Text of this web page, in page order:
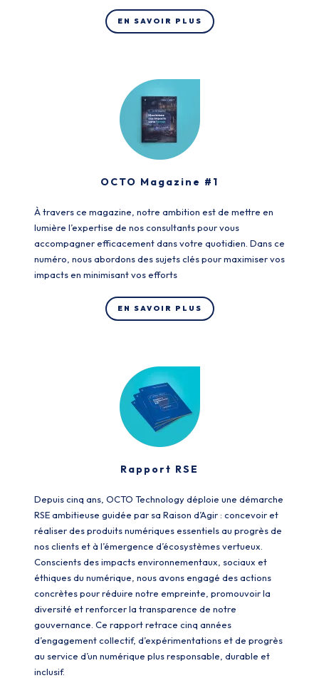
EN SAVOIR PLUS
OCTO Magazine #1
À travers ce magazine, notre ambition est de mettre en
lumière l’expertise de nos consultants pour vous
accompagner efficacement dans votre quotidien. Dans ce
numéro, nous abordons des sujets clés pour maximiser vos
impacts en minimisant vos efforts
EN SAVOIR PLUS
Rapport RSE
Depuis cinq ans, OCTO Technology déploie une démarche
RSE ambitieuse guidée par sa Raison d’Agir : concevoir et
réaliser des produits numériques essentiels au progrès de
nos clients et à l’émergence d’écosystèmes vertueux.
Conscients des impacts environnementaux, sociaux et
éthiques du numérique, nous avons engagé des actions
concrètes pour réduire notre empreinte, promouvoir la
diversité et renforcer la transparence de notre
gouvernance. Ce rapport retrace cinq années
d’engagement collectif, d’expérimentations et de progrès
au service d’un numérique plus responsable, durable et
inclusif.